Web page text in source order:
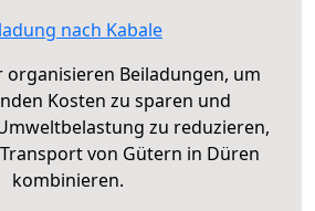
nach Kabale
organisieren Beiladungen, um
Kosten zu sparen und
zu reduzieren,
von Gütern in Düren
kombinieren.